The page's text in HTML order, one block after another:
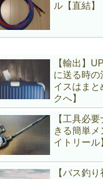
ル【直結】
【輸出】
に送る時の
イスはまと
クへ】
【工具必
きる簡単
イトリール
【バス釣